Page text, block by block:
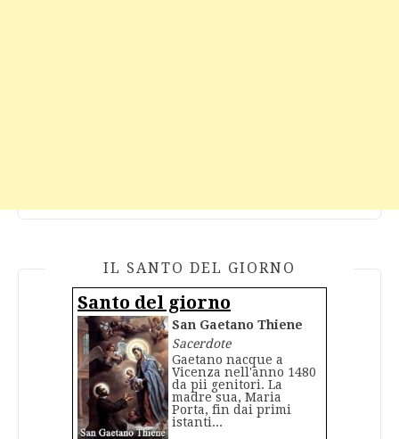
IL SANTO DEL GIORNO
Santo del giorno
San Gaetano Thiene
Sacerdote
Gaetano nacque a
Vicenza nell'anno 1480
da pii genitori. La
madre sua, Maria
Porta, fin dai primi
istanti...